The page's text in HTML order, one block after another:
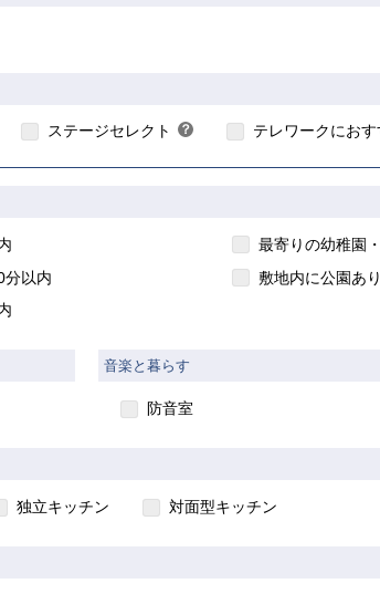
ステージセレクト ？
ン
テレワークにおす
最寄りの幼稚園
分以内
敷地内に公園あり
音楽と暮らす
防音室
独立キッチン 対面型キッチン